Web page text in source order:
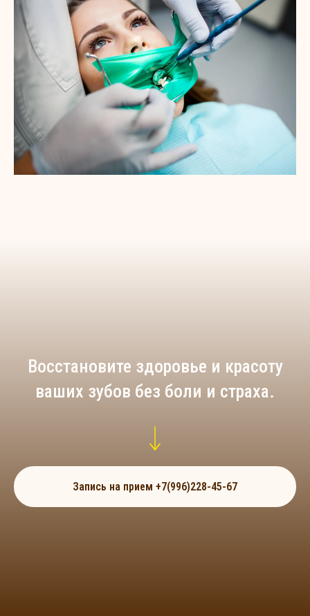
Восстановите здоровье и красоту
ваших зубов без боли и страха.
Запись на прием +7(996)228-45-67